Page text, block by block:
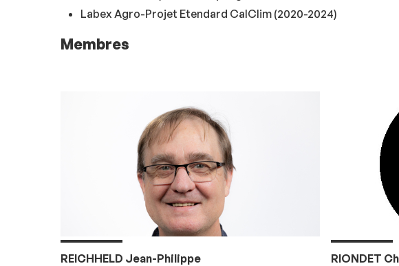
Labex Agro-Projet Etendard CalClim (2020-2024)
Membres
REICHHELD Jean-Philippe RIONDET